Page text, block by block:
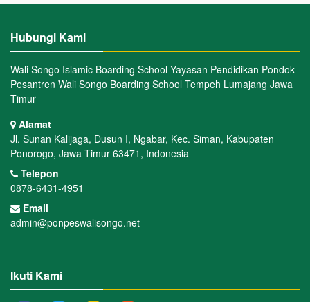
Hubungi Kami
Wali Songo Islamic Boarding School Yayasan Pendidikan Pondok
Pesantren Wali Songo Boarding School Tempeh Lumajang Jawa
Timur
Alamat
Jl. Sunan Kalijaga, Dusun I, Ngabar, Kec. Siman, Kabupaten
Ponorogo, Jawa Timur 63471, Indonesia
Telepon
0878-6431-4951
Email
admin@ponpeswalisongo.net
Ikuti Kami